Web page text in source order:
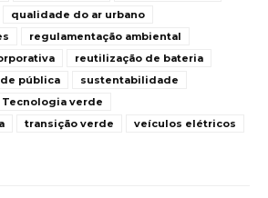
qualidade do ar urbano
regulamentação ambiental
reutilização de bateria
pública
sustentabilidade
Tecnologia verde
transição verde
veículos elétricos